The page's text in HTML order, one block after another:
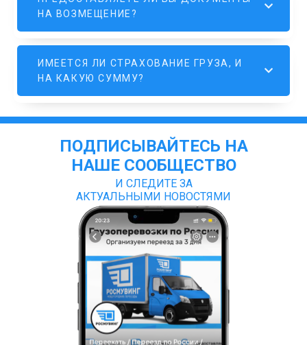
НА ВОЗМЕЩЕНИЕ?
ИМЕЕТСЯ ЛИ СТРАХОВАНИЕ ГРУЗА, И
НА КАКУЮ СУММУ?
ПОДПИСЫВАЙТЕСЬ НА
НАШЕ СООБЩЕСТВО
И СЛЕДИТЕ ЗА
АКТУАЛЬНЫМИ НОВОСТЯМИ